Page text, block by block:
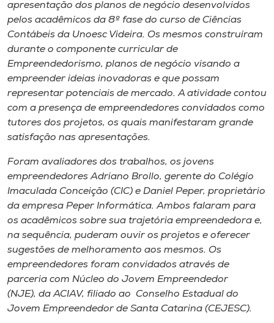
Selecione
o idioma
A+
A-
apresentação dos planos de negócio desenvolvidos
pelos acadêmicos da 8º fase do curso de Ciências
Contábeis da Unoesc Videira. Os mesmos construíram
durante o componente curricular de
Empreendedorismo, planos de negócio visando a
empreender ideias inovadoras e que possam
representar potenciais de mercado. A atividade contou
com a presença de empreendedores convidados como
tutores dos projetos, os quais manifestaram grande
satisfação nas apresentações.
Foram avaliadores dos trabalhos, os jovens
empreendedores Adriano Brollo, gerente do Colégio
Imaculada Conceição (CIC) e Daniel Peper, proprietário
da empresa Peper Informática. Ambos falaram para
os acadêmicos sobre sua trajetória empreendedora e,
na sequência, puderam ouvir os projetos e oferecer
sugestões de melhoramento aos mesmos. Os
empreendedores foram convidados através de
parceria com Núcleo do Jovem Empreendedor
(NJE), da ACIAV, filiado ao Conselho Estadual do
Jovem Empreendedor de Santa Catarina (CEJESC).